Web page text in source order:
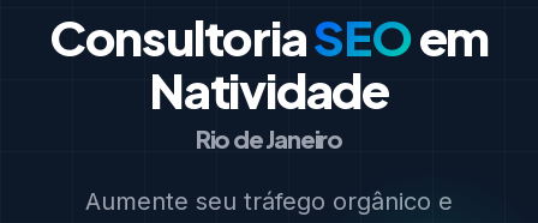
ConsultoriaSEOem
Natividade
Rio de Janeiro
Aumente seu tráfego orgânico e